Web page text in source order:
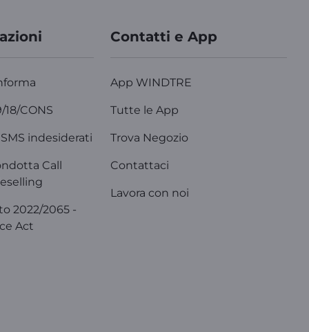
18/CONS
indesiderati
Call
2022/2065 -
Act
Contatti e App
App WINDTRE
Tutte le App
Trova Negozio
Contattaci
Lavora con noi